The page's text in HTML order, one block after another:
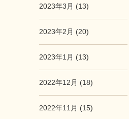
2023年3月 (13)
2023年2月 (20)
2023年1月 (13)
2022年12月 (18)
2022年11月 (15)